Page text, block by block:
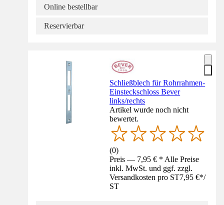
Online bestellbar
Reservierbar
Schließblech für Rohrrahmen-
Einsteckschloss Bever
links/rechts
Artikel wurde noch nicht
bewertet.
(0)
Preis — 7,95 € * Alle Preise
inkl. MwSt. und ggf. zzgl.
Versandkosten pro ST7,95 €*/
ST